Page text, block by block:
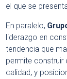
el que se
En paralelo,
liderazgo en
tendencia que
permite construir
calidad, y